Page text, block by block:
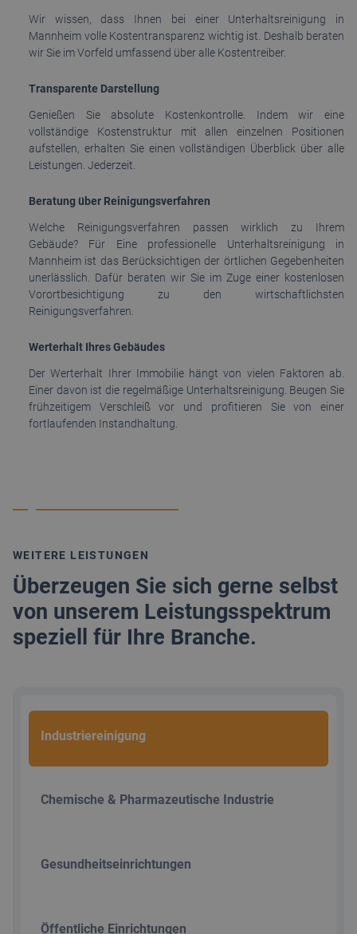
Wir wissen, dass Ihnen bei einer Unterhaltsreinigung in
Mannheim volle Kostentransparenz wichtig ist. Deshalb beraten
wir Sie im Vorfeld umfassend über alle Kostentreiber.
Transparente Darstellung
Genießen Sie absolute Kostenkontrolle. Indem wir eine
vollständige Kostenstruktur mit allen einzelnen Positionen
aufstellen, erhalten Sie einen vollständigen Überblick über alle
Leistungen. Jederzeit.
Beratung über Reinigungsverfahren
Welche Reinigungsverfahren passen wirklich zu Ihrem
Gebäude? Für Eine professionelle Unterhaltsreinigung in
Mannheim ist das Berücksichtigen der örtlichen Gegebenheiten
unerlässlich. Dafür beraten wir Sie im Zuge einer kostenlosen
Vorortbesichtigung zu den wirtschaftlichsten
Reinigungsverfahren.
Werterhalt Ihres Gebäudes
Der Werterhalt Ihrer Immobilie hängt von vielen Faktoren ab.
Einer davon ist die regelmäßige Unterhaltsreinigung. Beugen Sie
frühzeitigem Verschleiß vor und profitieren Sie von einer
fortlaufenden Instandhaltung.
WEITERE LEISTUNGEN
Überzeugen Sie sich gerne selbst
von unserem Leistungsspektrum
speziell für Ihre Branche.
Industriereinigung
Chemische & Pharmazeutische Industrie
Gesundheitseinrichtungen
Öffentliche Einrichtungen